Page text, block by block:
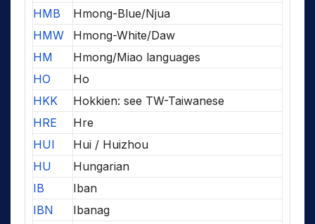
HMB
Hmong-Blue/Njua
HMW
Hmong-White/Daw
HM
Hmong/Miao languages
HO
Ho
HKK
Hokkien: see TW-Taiwanese
HRE
Hre
HUI
Hui / Huizhou
HU
Hungarian
IB
Iban
IBN
Ibanag